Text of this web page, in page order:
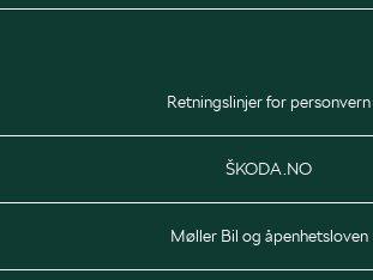
Retningslinjer for personvern
ŠKODA.NO
Møller Bil og åpenhetsloven